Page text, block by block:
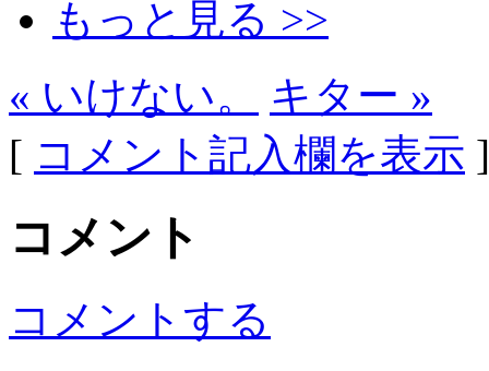
もっと見る >>
« いけない。
キター »
[ コメント記入欄を表示 ]
コメント
コメントする